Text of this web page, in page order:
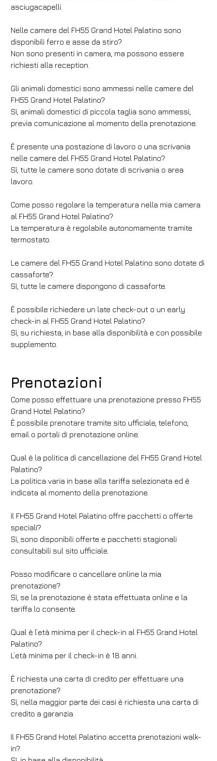
asciugacapelli.
Nelle camere del FH55 Grand Hotel Palatino sono
disponibili ferro e asse da stiro?
Non sono presenti in camera, ma possono essere
richiesti alla reception.
Gli animali domestici sono ammessi nelle camere del
FH55 Grand Hotel Palatino?
Sì, animali domestici di piccola taglia sono ammessi,
previa comunicazione al momento della prenotazione.
È presente una postazione di lavoro o una scrivania
nelle camere del FH55 Grand Hotel Palatino?
Sì, tutte le camere sono dotate di scrivania o area
lavoro.
Come posso regolare la temperatura nella mia camera
al FH55 Grand Hotel Palatino?
La temperatura è regolabile autonomamente tramite
termostato.
Le camere del FH55 Grand Hotel Palatino sono dotate di
cassaforte?
Sì, tutte le camere dispongono di cassaforte.
È possibile richiedere un late check-out o un early
check-in al FH55 Grand Hotel Palatino?
Sì, su richiesta, in base alla disponibilità e con possibile
supplemento.
Prenotazioni
Come posso effettuare una prenotazione presso FH55
Grand Hotel Palatino?
È possibile prenotare tramite sito ufficiale, telefono,
email o portali di prenotazione online.
Qual è la politica di cancellazione del FH55 Grand Hotel
Palatino?
La politica varia in base alla tariffa selezionata ed è
indicata al momento della prenotazione.
Il FH55 Grand Hotel Palatino offre pacchetti o offerte
speciali?
Sì, sono disponibili offerte e pacchetti stagionali
consultabili sul sito ufficiale.
Posso modificare o cancellare online la mia
prenotazione?
Sì, se la prenotazione è stata effettuata online e la
tariffa lo consente.
Qual è l’età minima per il check-in al FH55 Grand Hotel
Palatino?
L’età minima per il check-in è 18 anni.
È richiesta una carta di credito per effettuare una
prenotazione?
Sì, nella maggior parte dei casi è richiesta una carta di
credito a garanzia.
Il FH55 Grand Hotel Palatino accetta prenotazioni walk-
in?